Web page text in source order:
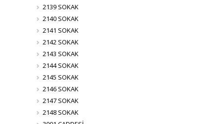
2139 SOKAK
2140 SOKAK
2141 SOKAK
2142 SOKAK
2143 SOKAK
2144 SOKAK
2145 SOKAK
2146 SOKAK
2147 SOKAK
2148 SOKAK